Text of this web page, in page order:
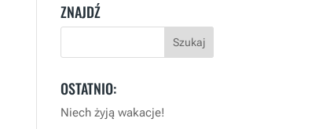
ZNAJDŹ
OSTATNIO:
Niech żyją wakacje!